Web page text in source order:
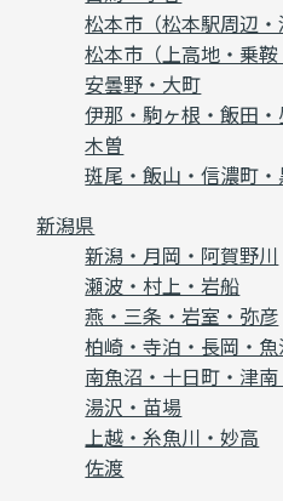
松本市（松本駅周辺・
松本市（上高地・乗鞍
安曇野・大町
伊那・駒ヶ根・飯田
木曽
斑尾・飯山・信濃町
新潟県
新潟・月岡・阿賀野川
瀬波・村上・岩船
燕・三条・岩室・弥彦
柏崎・寺泊・長岡・魚
南魚沼・十日町・津南
湯沢・苗場
上越・糸魚川・妙高
佐渡